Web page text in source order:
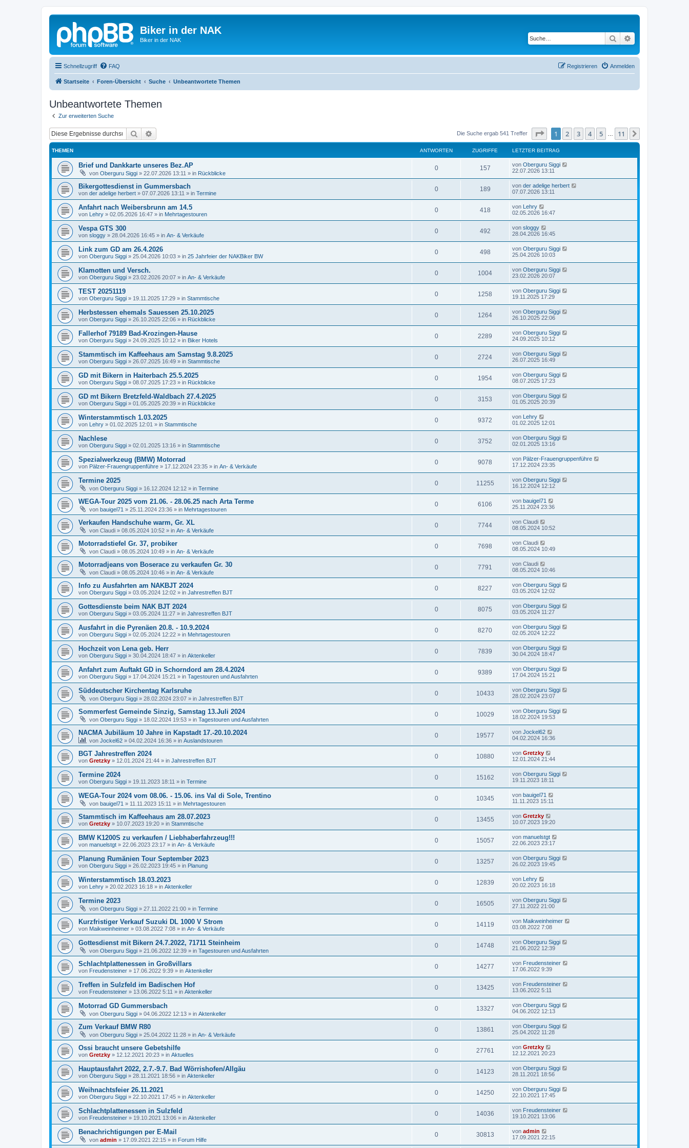
Biker in der NAK
Biker in der NAK Suche
Schnellzugriff FAQ Anmelden
Registrieren
Startseite Foren-Übersicht Suche Unbeantwortete Themen
Unbeantwortete Themen
Zur erweiterten Suche
Suche Die Suche ergab 541 Treffer Seite von11
1 2 3 4 5 11
THEMEN ANTWORTEN ZUGRIFFE LETZTER BEITRAG
Brief und Dankkarte unseres Bez.AP
von Oberguru Siggi » 22.07.2026 13:11 » in Rückblicke
0 157 von Oberguru Siggi
22.07.2026 13:11
Bikergottesdienst in Gummersbach
von der adelige herbert » 07.07.2026 13:11 » in Termine
0 189 von der adelige herbert
07.07.2026 13:11
Anfahrt nach Weibersbrunn am 14.5
von Lehry » 02.05.2026 16:47 » in Mehrtagestouren
0 418 von Lehry
02.05.2026 16:47
Vespa GTS 300
von sloggy » 28.04.2026 16:45 » in An- & Verkäufe
0 492 von sloggy
28.04.2026 16:45
Link zum GD am 26.4.2026
von Oberguru Siggi » 25.04.2026 10:03 » in 25 Jahrfeier der NAKBiker BW
0 498 von Oberguru Siggi
25.04.2026 10:03
Klamotten und Versch.
von Oberguru Siggi » 23.02.2026 20:07 » in An- & Verkäufe
0 1004 von Oberguru Siggi
23.02.2026 20:07
TEST 20251119
von Oberguru Siggi » 19.11.2025 17:29 » in Stammtische
0 1258 von Oberguru Siggi
19.11.2025 17:29
Herbstessen ehemals Sauessen 25.10.2025
von Oberguru Siggi » 26.10.2025 22:06 » in Rückblicke
0 1264 von Oberguru Siggi
26.10.2025 22:06
Fallerhof 79189 Bad-Krozingen-Hause
von Oberguru Siggi » 24.09.2025 10:12 » in Biker Hotels
0 2289 von Oberguru Siggi
24.09.2025 10:12
Stammtisch im Kaffeehaus am Samstag 9.8.2025
von Oberguru Siggi » 26.07.2025 16:49 » in Stammtische
0 2724 von Oberguru Siggi
26.07.2025 16:49
GD mit Bikern in Haiterbach 25.5.2025
von Oberguru Siggi » 08.07.2025 17:23 » in Rückblicke
0 1954 von Oberguru Siggi
08.07.2025 17:23
GD mt Bikern Bretzfeld-Waldbach 27.4.2025
von Oberguru Siggi » 01.05.2025 20:39 » in Rückblicke
0 3153 von Oberguru Siggi
01.05.2025 20:39
Winterstammtisch 1.03.2025
von Lehry » 01.02.2025 12:01 » in Stammtische
0 9372 von Lehry
01.02.2025 12:01
Nachlese
von Oberguru Siggi » 02.01.2025 13:16 » in Stammtische
0 3752 von Oberguru Siggi
02.01.2025 13:16
Spezialwerkzeug (BMW) Motorrad
von Pälzer-Frauengruppenführe » 17.12.2024 23:35 » in An- & Verkäufe
0 9078 von Pälzer-Frauengruppenführe
17.12.2024 23:35
Termine 2025
von Oberguru Siggi » 16.12.2024 12:12 » in Termine
0 11255 von Oberguru Siggi
16.12.2024 12:12
WEGA-Tour 2025 vom 21.06. - 28.06.25 nach Arta Terme
von bauigel71 » 25.11.2024 23:36 » in Mehrtagestouren
0 6106 von bauigel71
25.11.2024 23:36
Verkaufen Handschuhe warm, Gr. XL
von Claudi » 08.05.2024 10:52 » in An- & Verkäufe
0 7744 von Claudi
08.05.2024 10:52
Motorradstiefel Gr. 37, probiker
von Claudi » 08.05.2024 10:49 » in An- & Verkäufe
0 7698 von Claudi
08.05.2024 10:49
Motorradjeans von Boserace zu verkaufen Gr. 30
von Claudi » 08.05.2024 10:46 » in An- & Verkäufe
0 7791 von Claudi
08.05.2024 10:46
Info zu Ausfahrten am NAKBJT 2024
von Oberguru Siggi » 03.05.2024 12:02 » in Jahrestreffen BJT
0 8227 von Oberguru Siggi
03.05.2024 12:02
Gottesdienste beim NAK BJT 2024
von Oberguru Siggi » 03.05.2024 11:27 » in Jahrestreffen BJT
0 8075 von Oberguru Siggi
03.05.2024 11:27
Ausfahrt in die Pyrenäen 20.8. - 10.9.2024
von Oberguru Siggi » 02.05.2024 12:22 » in Mehrtagestouren
0 8270 von Oberguru Siggi
02.05.2024 12:22
Hochzeit von Lena geb. Herr
von Oberguru Siggi » 30.04.2024 18:47 » in Aktenkeller
0 7839 von Oberguru Siggi
30.04.2024 18:47
Anfahrt zum Auftakt GD in Schorndord am 28.4.2024
von Oberguru Siggi » 17.04.2024 15:21 » in Tagestouren und Ausfahrten
0 9389 von Oberguru Siggi
17.04.2024 15:21
Süddeutscher Kirchentag Karlsruhe
von Oberguru Siggi » 28.02.2024 23:07 » in Jahrestreffen BJT
0 10433 von Oberguru Siggi
28.02.2024 23:07
Sommerfest Gemeinde Sinzig, Samstag 13.Juli 2024
von Oberguru Siggi » 18.02.2024 19:53 » in Tagestouren und Ausfahrten
0 10029 von Oberguru Siggi
18.02.2024 19:53
NACMA Jubiläum 10 Jahre in Kapstadt 17.-20.10.2024
von Jockel62 » 04.02.2024 16:36 » in Auslandstouren
0 19577 von Jockel62
04.02.2024 16:36
BGT Jahrestreffen 2024
von Gretzky » 12.01.2024 21:44 » in Jahrestreffen BJT
0 10880 von Gretzky
12.01.2024 21:44
Termine 2024
von Oberguru Siggi » 19.11.2023 18:11 » in Termine
0 15162 von Oberguru Siggi
19.11.2023 18:11
WEGA-Tour 2024 vom 08.06. - 15.06. ins Val di Sole, Trentino
von bauigel71 » 11.11.2023 15:11 » in Mehrtagestouren
0 10345 von bauigel71
11.11.2023 15:11
Stammtisch im Kaffeehaus am 28.07.2023
von Gretzky » 10.07.2023 19:20 » in Stammtische
0 13455 von Gretzky
10.07.2023 19:20
BMW K1200S zu verkaufen / Liebhaberfahrzeug!!!
von manuelstgt » 22.06.2023 23:17 » in An- & Verkäufe
0 15057 von manuelstgt
22.06.2023 23:17
Planung Rumänien Tour September 2023
von Oberguru Siggi » 26.02.2023 19:45 » in Planung
0 13257 von Oberguru Siggi
26.02.2023 19:45
Winterstammtisch 18.03.2023
von Lehry » 20.02.2023 16:18 » in Aktenkeller
0 12839 von Lehry
20.02.2023 16:18
Termine 2023
von Oberguru Siggi » 27.11.2022 21:00 » in Termine
0 16505 von Oberguru Siggi
27.11.2022 21:00
Kurzfristiger Verkauf Suzuki DL 1000 V Strom
von Maikweinheimer » 03.08.2022 7:08 » in An- & Verkäufe
0 14119 von Maikweinheimer
03.08.2022 7:08
Gottesdienst mit Bikern 24.7.2022, 71711 Steinheim
von Oberguru Siggi » 21.06.2022 12:39 » in Tagestouren und Ausfahrten
0 14748 von Oberguru Siggi
21.06.2022 12:39
Schlachtplattenessen in Großvillars
von Freudensteiner » 17.06.2022 9:39 » in Aktenkeller
0 14277 von Freudensteiner
17.06.2022 9:39
Treffen in Sulzfeld im Badischen Hof
von Freudensteiner » 13.06.2022 5:11 » in Aktenkeller
0 13425 von Freudensteiner
13.06.2022 5:11
Motorrad GD Gummersbach
von Oberguru Siggi » 04.06.2022 12:13 » in Aktenkeller
0 13327 von Oberguru Siggi
04.06.2022 12:13
Zum Verkauf BMW R80
von Oberguru Siggi » 25.04.2022 11:28 » in An- & Verkäufe
0 13861 von Oberguru Siggi
25.04.2022 11:28
Ossi braucht unsere Gebetshilfe
von Gretzky » 12.12.2021 20:23 » in Aktuelles
0 27761 von Gretzky
12.12.2021 20:23
Hauptausfahrt 2022, 2.7.-9.7. Bad Wörrishofen/Allgäu
von Oberguru Siggi » 28.11.2021 18:56 » in Aktenkeller
0 14123 von Oberguru Siggi
28.11.2021 18:56
Weihnachtsfeier 26.11.2021
von Oberguru Siggi » 22.10.2021 17:45 » in Aktenkeller
0 14250 von Oberguru Siggi
22.10.2021 17:45
Schlachtplattenessen in Sulzfeld
von Freudensteiner » 19.10.2021 13:06 » in Aktenkeller
0 14036 von Freudensteiner
19.10.2021 13:06
Benachrichtigungen per E-Mail
von admin » 17.09.2021 22:15 » in Forum Hilfe
0 30813 von admin
17.09.2021 22:15